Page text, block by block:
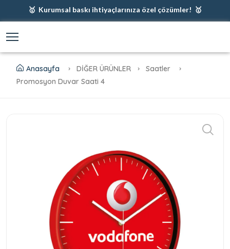
🥇 Kurumsal baskı ihtiyaçlarınıza özel çözümler! 🥇
🥇 Fiyatlarımıza baskı ve kargo dahildir! 🥇
Anasayfa DİĞER ÜRÜNLER
Saatler
Promosyon Duvar Saati 4